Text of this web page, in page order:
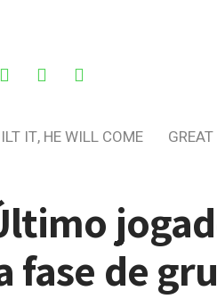
IT, HE WILL COME
fase de